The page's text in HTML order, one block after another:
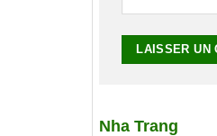
Nha Trang